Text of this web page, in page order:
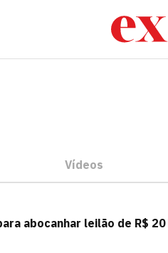
Vídeos
abocanhar leilão de R$